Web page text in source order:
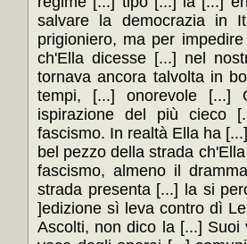
salvare la democrazia in
prigioniero, ma per
ch'Ella dicesse [...] nel
tornava ancora talvolta in
tempi, [...] onorevole [...]
ispirazione del più cieco
fascismo. In realtà Ella ha
bel pezzo della strada
fascismo, almeno il
strada presenta [...] la si
]edizione sì leva contro dì
Ascolti, non dico la [...]